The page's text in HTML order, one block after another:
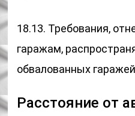
18.13. Требования,
гаражам,
обвалованных
Расстояние от